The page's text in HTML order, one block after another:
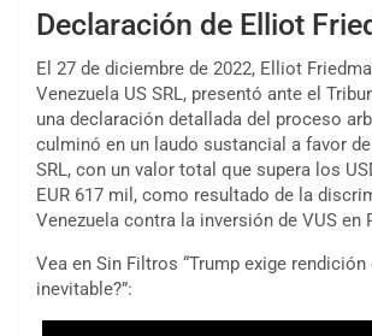
Declaración de Elliot
El 27 de diciembre de 2022, Elliot
Venezuela US SRL, presentó ante el
una declaración detallada del proceso
culminó en un laudo sustancial a favor
SRL, con un valor total que supera los
EUR 617 mil, como resultado de la
Venezuela contra la inversión de VUS en
Vea en Sin Filtros “Trump exige rendición
inevitable?”: